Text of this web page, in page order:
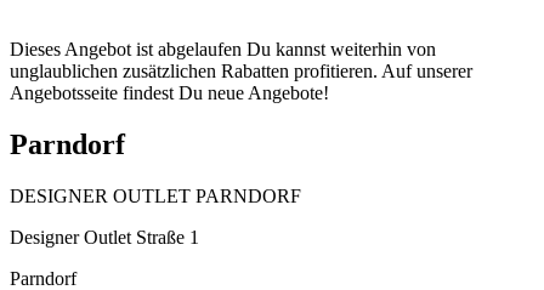
Dieses Angebot ist abgelaufen Du kannst weiterhin von
unglaublichen zusätzlichen Rabatten profitieren. Auf unserer
Angebotsseite findest Du neue Angebote!
Parndorf
DESIGNER OUTLET PARNDORF
Designer Outlet Straße 1
Parndorf